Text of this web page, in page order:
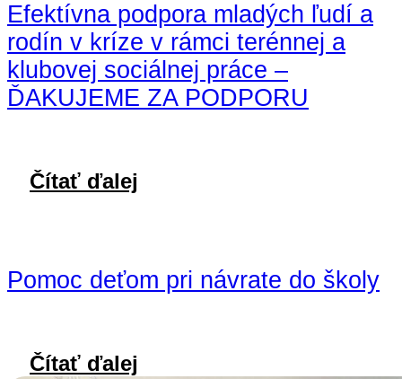
Efektívna podpora mladých ľudí a
rodín v kríze v rámci terénnej a
klubovej sociálnej práce –
ĎAKUJEME ZA PODPORU
Čítať ďalej
Pomoc deťom pri návrate do školy
Čítať ďalej